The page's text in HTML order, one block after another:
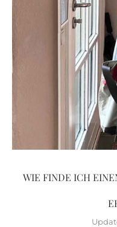
WIE FINDE ICH